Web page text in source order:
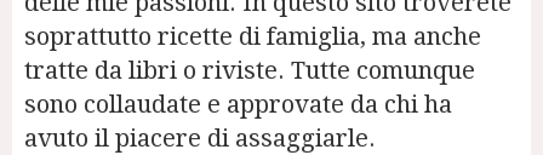
soprattutto ricette di famiglia, ma anche
tratte da libri o riviste. Tutte comunque
sono collaudate e approvate da chi ha
avuto il piacere di assaggiarle.